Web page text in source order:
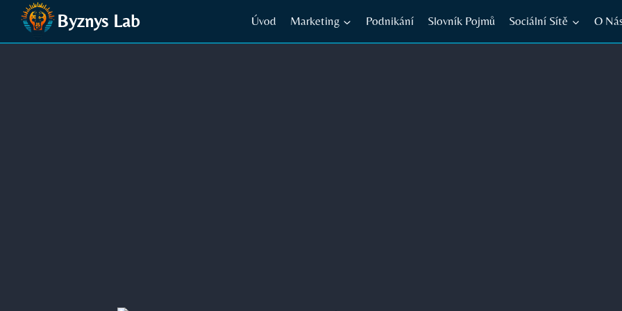
Přeskočit
obsah
Byznys Lab Úvod Marketing Podnikání Slovník Pojmů Sociální Sítě O